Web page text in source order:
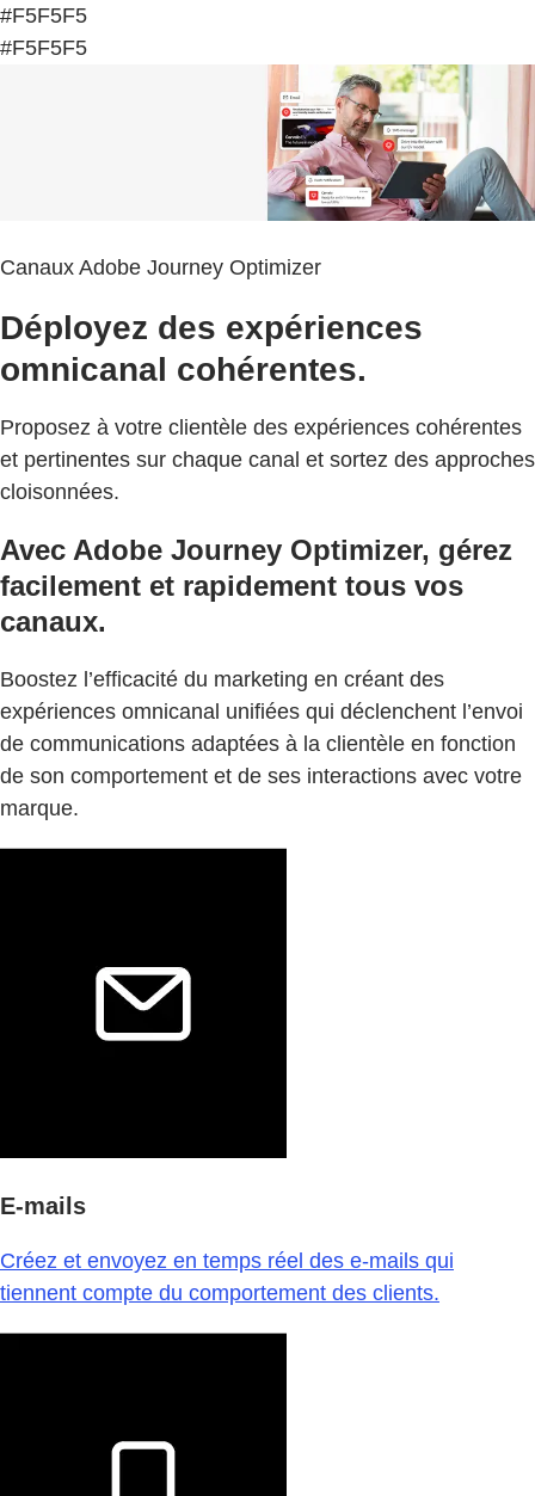
#F5F5F5
#F5F5F5
Canaux Adobe Journey Optimizer
Déployez des expériences
omnicanal cohérentes.
Proposez à votre clientèle des expériences cohérentes
et pertinentes sur chaque canal et sortez des approches
cloisonnées.
Avec Adobe Journey Optimizer, gérez
facilement et rapidement tous vos
canaux.
Boostez l’efficacité du marketing en créant des
expériences omnicanal unifiées qui déclenchent l’envoi
de communications adaptées à la clientèle en fonction
de son comportement et de ses interactions avec votre
marque.
E-mails
Créez et envoyez en temps réel des e-mails qui
tiennent compte du comportement des clients.